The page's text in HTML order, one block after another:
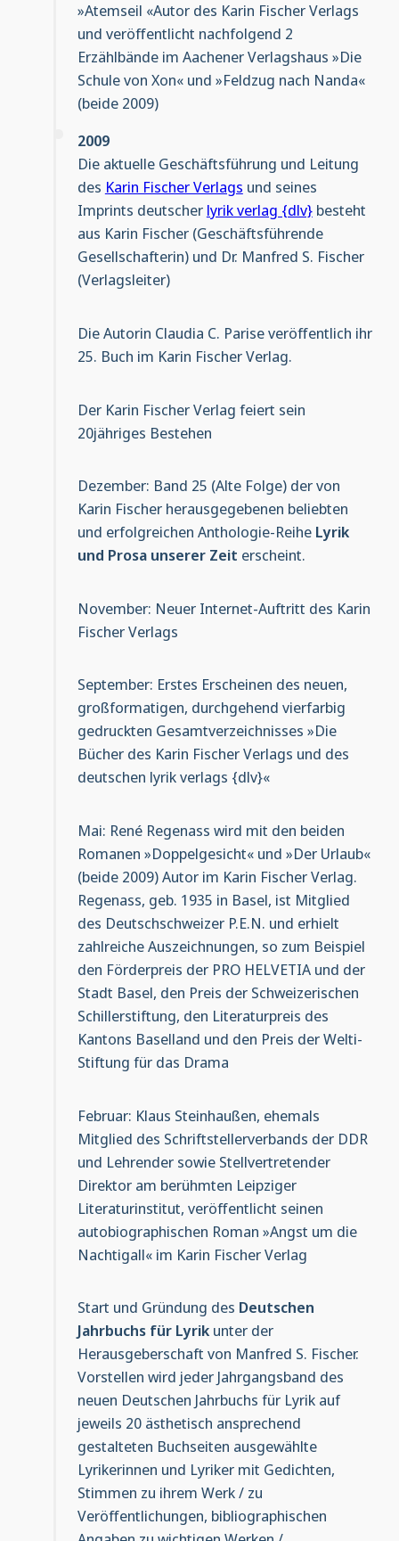
»Atemseil «Autor des Karin Fischer Verlags
und veröffentlicht nachfolgend 2
Erzählbände im Aachener Verlagshaus »Die
Schule von Xon« und »Feldzug nach Nanda«
(beide 2009)
2009
Die aktuelle Geschäftsführung und Leitung
des Karin Fischer Verlags und seines
Imprints deutscher lyrik verlag {dlv}besteht
aus Karin Fischer (Geschäftsführende
Gesellschafterin) und Dr. Manfred S. Fischer
(Verlagsleiter)
Die Autorin Claudia C. Parise veröffentlich ihr
25. Buch im Karin Fischer Verlag.
Der Karin Fischer Verlag feiert sein
20jähriges Bestehen
Dezember: Band 25 (Alte Folge) der von
Karin Fischer herausgegebenen beliebten
und erfolgreichen Anthologie-Reihe Lyrik
und Prosa unserer Zeit erscheint.
November: Neuer Internet-Auftritt des Karin
Fischer Verlags
September: Erstes Erscheinen des neuen,
großformatigen, durchgehend vierfarbig
gedruckten Gesamtverzeichnisses »Die
Bücher des Karin Fischer Verlags und des
deutschen lyrik verlags {dlv}«
Mai: René Regenass wird mit den beiden
Romanen »Doppelgesicht« und »Der Urlaub«
(beide 2009) Autor im Karin Fischer Verlag.
Regenass, geb. 1935 in Basel, ist Mitglied
des Deutschschweizer P.E.N. und erhielt
zahlreiche Auszeichnungen, so zum Beispiel
den Förderpreis der PRO HELVETIA und der
Stadt Basel, den Preis der Schweizerischen
Schillerstiftung, den Literaturpreis des
Kantons Baselland und den Preis der Welti-
Stiftung für das Drama
Februar: Klaus Steinhaußen, ehemals
Mitglied des Schriftstellerverbands der DDR
und Lehrender sowie Stellvertretender
Direktor am berühmten Leipziger
Literaturinstitut, veröffentlicht seinen
autobiographischen Roman »Angst um die
Nachtigall« im Karin Fischer Verlag
Start und Gründung des Deutschen
Jahrbuchs für Lyrikunter der
Herausgeberschaft von Manfred S. Fischer.
Vorstellen wird jeder Jahrgangsband des
neuen Deutschen Jahrbuchs für Lyrik auf
jeweils 20 ästhetisch ansprechend
gestalteten Buchseiten ausgewählte
Lyrikerinnen und Lyriker mit Gedichten,
Stimmen zu ihrem Werk / zu
Veröffentlichungen, bibliographischen